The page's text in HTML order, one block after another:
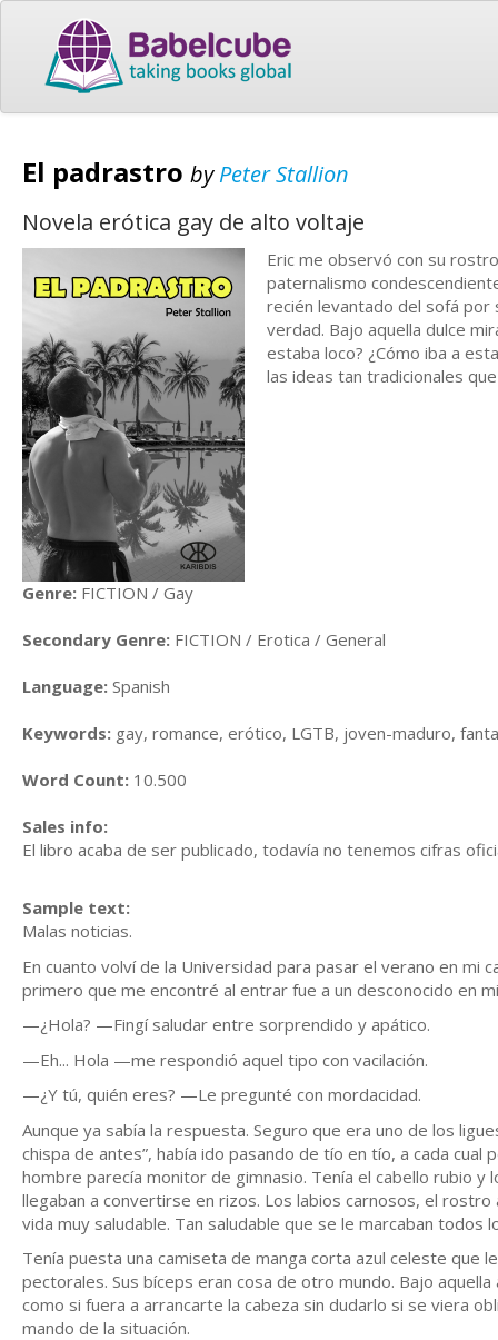
El padrastro byPeter Stallion
Novela erótica gay de alto voltaje
Eric me observó con su
paternalismo
recién levantado del sofá por
verdad. Bajo aquella dulce
estaba loco? ¿Cómo iba a
las ideas tan tradicionales
Genre: FICTION / Gay
Secondary Genre: FICTION / Erotica / General
Language: Spanish
Keywords: gay, romance, erótico, LGTB, joven-maduro,
Word Count: 10.500
Sales info:
El libro acaba de ser publicado, todavía no tenemos cifras
Sample text:
Malas noticias.
En cuanto volví de la Universidad para pasar el verano en
primero que me encontré al entrar fue a un desconocido en
—¿Hola? —Fingí saludar entre sorprendido y apático.
—Eh... Hola —me respondió aquel tipo con vacilación.
—¿Y tú, quién eres? —Le pregunté con mordacidad.
Aunque ya sabía la respuesta. Seguro que era uno de los
chispa de antes”, había ido pasando de tío en tío, a cada
hombre parecía monitor de gimnasio. Tenía el cabello rubio
llegaban a convertirse en rizos. Los labios carnosos, el
vida muy saludable. Tan saludable que se le marcaban todos
Tenía puesta una camiseta de manga corta azul celeste
pectorales. Sus bíceps eran cosa de otro mundo. Bajo
como si fuera a arrancarte la cabeza sin dudarlo si se viera
mando de la situación.